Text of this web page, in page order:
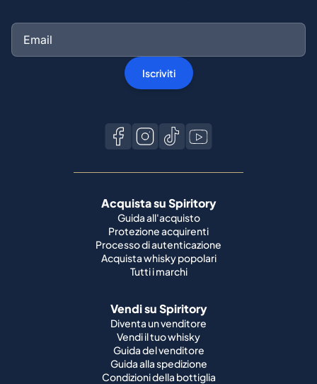
Iscriviti
Acquista su Spiritory
Guida all'acquisto
Protezione acquirenti
Processo di autenticazione
Acquista whisky popolari
Tutti i marchi
Vendi su Spiritory
Diventa un venditore
Vendi il tuo whisky
Guida del venditore
Guida alla spedizione
Condizioni della bottiglia